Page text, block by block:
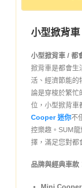
小型掀背
小型掀背車 / 都
掀背車是都會生
活、經濟節能的
論是穿梭於繁忙
位，小型掀背車
Cooper 迷你不
控樂趣。SUM
擇，滿足您對都
品牌與經典車款